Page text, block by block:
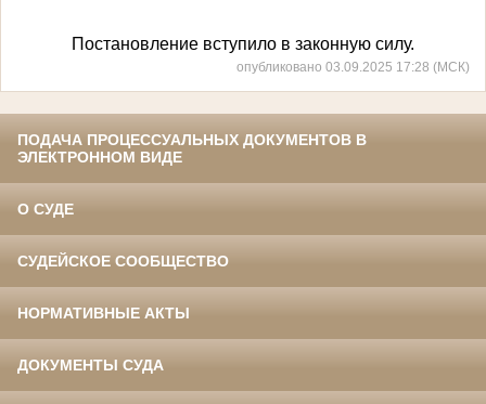
Постановление вступило в законную силу.
опубликовано 03.09.2025 17:28 (МСК)
ПОДАЧА ПРОЦЕССУАЛЬНЫХ ДОКУМЕНТОВ В
ЭЛЕКТРОННОМ ВИДЕ
О СУДЕ
СУДЕЙСКОЕ СООБЩЕСТВО
НОРМАТИВНЫЕ АКТЫ
ДОКУМЕНТЫ СУДА